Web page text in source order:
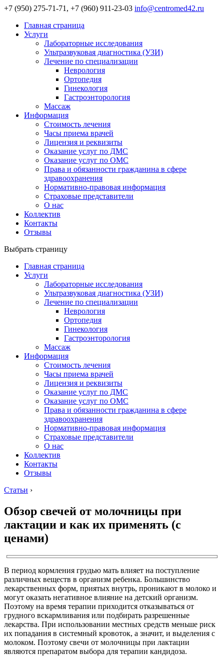
+7 (950) 275-71-71, +7 (960) 911-23-03 info@centromed42.ru
Главная страница
Услуги
Лабораторные исследования
Ультразвуковая диагностика (УЗИ)
Лечение по специализации
Неврология
Ортопедия
Гинекология
Гастроэнторология
Массаж
Информация
Стоимость лечения
Часы приема врачей
Лицензия и реквизиты
Оказание услуг по ДМС
Оказание услуг по ОМС
Права и обязанности гражданина в сфере
здравоохранения
Нормативно-правовая информация
Страховые представители
О нас
Коллектив
Контакты
Отзывы
Выбрать страницу
Главная страница
Услуги
Лабораторные исследования
Ультразвуковая диагностика (УЗИ)
Лечение по специализации
Неврология
Ортопедия
Гинекология
Гастроэнторология
Массаж
Информация
Стоимость лечения
Часы приема врачей
Лицензия и реквизиты
Оказание услуг по ДМС
Оказание услуг по ОМС
Права и обязанности гражданина в сфере
здравоохранения
Нормативно-правовая информация
Страховые представители
О нас
Коллектив
Контакты
Отзывы
Статьи ›
Обзор свечей от молочницы при
лактации и как их применять (с
ценами)
В период кормления грудью мать влияет на поступление
различных веществ в организм ребенка. Большинство
лекарственных форм, приятых внутрь, проникают в молоко и
могут оказать негативное влияние на детский организм.
Поэтому на время терапии приходится отказываться от
грудного вскармливания или подбирать разрешенные
лекарства. При использовании местных средств меньше риск
их попадания в системный кровоток, а значит, и выделения с
молоком. Поэтому свечи от молочницы при лактации
являются препаратом выбора для терапии кандидоза.